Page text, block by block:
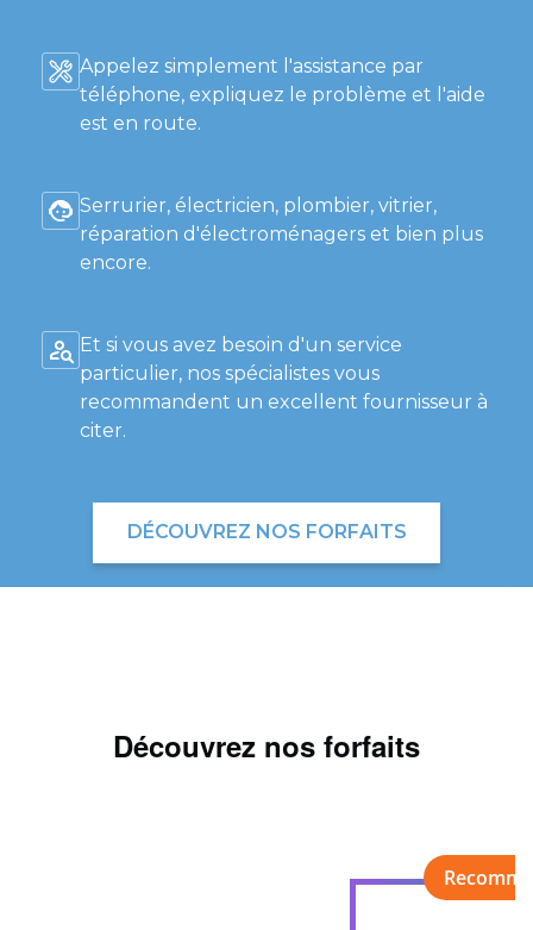
Appelez simplement l'assistance par
téléphone, expliquez le problème et l'aide
est en route.
Serrurier, électricien, plombier, vitrier,
réparation d'électroménagers et bien plus
encore.
Et si vous avez besoin d'un service
particulier, nos spécialistes vous
recommandent un excellent fournisseur à
citer.
DÉCOUVREZ NOS FORFAITS
Découvrez nos forfaits